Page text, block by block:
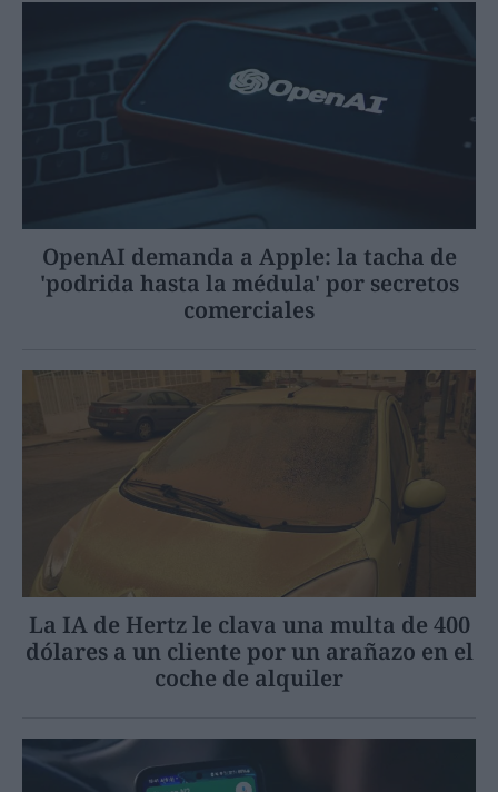
OpenAI demanda a Apple: la tacha de
'podrida hasta la médula' por secretos
comerciales
La IA de Hertz le clava una multa de 400
dólares a un cliente por un arañazo en el
coche de alquiler